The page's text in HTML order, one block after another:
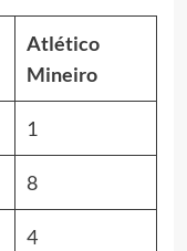
Atlético
Mineiro
1
8
4